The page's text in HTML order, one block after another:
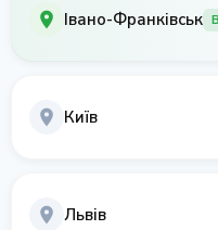
Івано-Франківськ
Київ
Львів